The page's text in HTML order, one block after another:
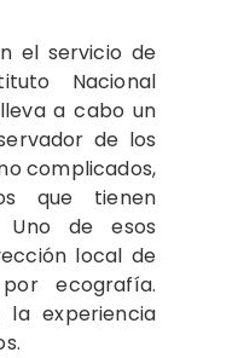
el servicio de
Nacional
a cabo un
de los
complicados,
que tienen
Uno de esos
local de
ecografía.
la experiencia